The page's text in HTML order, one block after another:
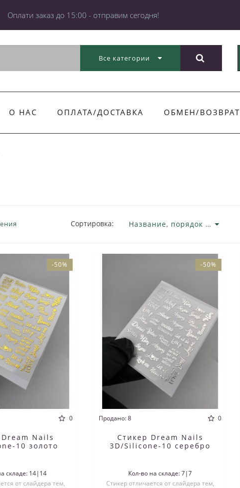
Оплати заказ до 15:00 - отправим сегодня!
Все категории
О НАС ОПЛАТА/ДОСТАВКА ОБМЕН/ВОЗВРАТ
Сортировка:
-50%
0
Nails
10 золото
складе: 14|14
от слайдера тем,
-50%
Продано: 8 0
Стикер Dream Nails
3D/Silicone-10 серебро
Кол-во на складе: 7|7
Стикер отличается от слайдера тем,